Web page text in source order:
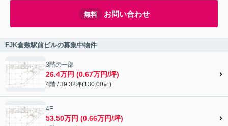
無料 お問い合わせ
FJK倉敷駅前ビルの募集中物件
3階の一部
26.4万円 (0.67万円/坪)
4階 / 39.32坪(130.00㎡)
4F
53.50万円 (0.66万円/坪)